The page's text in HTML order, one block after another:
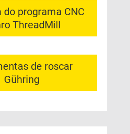
do programa CNC
ThreadMill
de roscar
Gühring